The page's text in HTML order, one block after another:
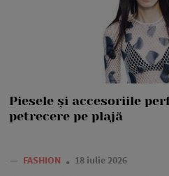
Piesele și accesoriile
petrecere pe plajă
— FASHION 18 iulie 2026